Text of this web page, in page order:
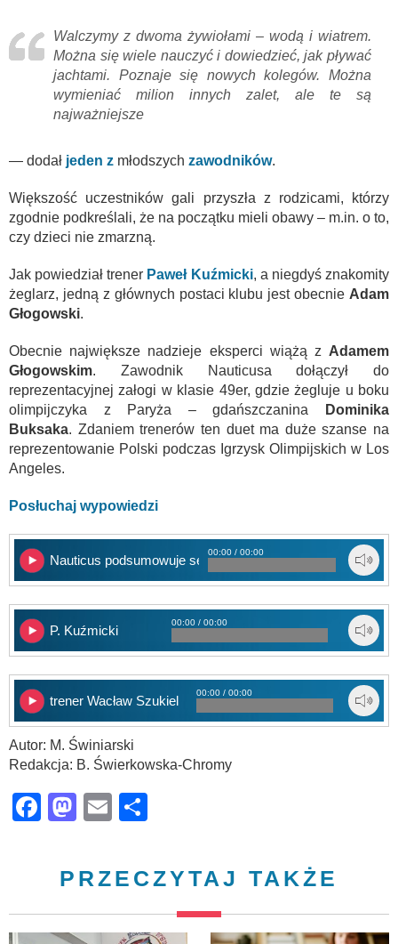
Walczymy z dwoma żywiołami – wodą i wiatrem.
Można się wiele nauczyć i dowiedzieć, jak pływać
jachtami. Poznaje się nowych kolegów. Można
wymieniać milion innych zalet, ale te są
najważniejsze
— dodał jeden z młodszych zawodników.
Większość uczestników gali przyszła z rodzicami, którzy
zgodnie podkreślali, że na początku mieli obawy – m.in. o to,
czy dzieci nie zmarzną.
Jak powiedział trener Paweł Kuźmicki, a niegdyś znakomity
żeglarz, jedną z głównych postaci klubu jest obecnie Adam
Głogowski.
Obecnie największe nadzieje eksperci wiążą z Adamem
Głogowskim. Zawodnik Nauticusa dołączył do
reprezentacyjnej załogi w klasie 49er, gdzie żegluje u boku
olimpijczyka z Paryża – gdańszczanina
Dominika
Buksaka. Zdaniem trenerów ten duet ma duże szanse na
reprezentowanie Polski podczas Igrzysk Olimpijskich w Los
Angeles.
Posłuchaj wypowiedzi
Nauticus podsumowuje sezon
00:00 / 00:00
P. Kuźmicki
00:00 / 00:00
trener Wacław Szukiel
00:00 / 00:00
Autor: M. Świniarski
Redakcja: B. Świerkowska-Chromy
Facebook
Mastodon
Email
PRZECZYTAJ TAKŻE